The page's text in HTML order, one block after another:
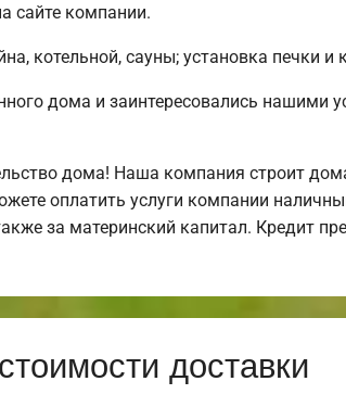
сайте компании.
котельной, сауны; установка печки и
дома и заинтересовались нашими
дома! Наша компания строит
оплатить услуги компании
за материнский капитал. Кредит
доставки